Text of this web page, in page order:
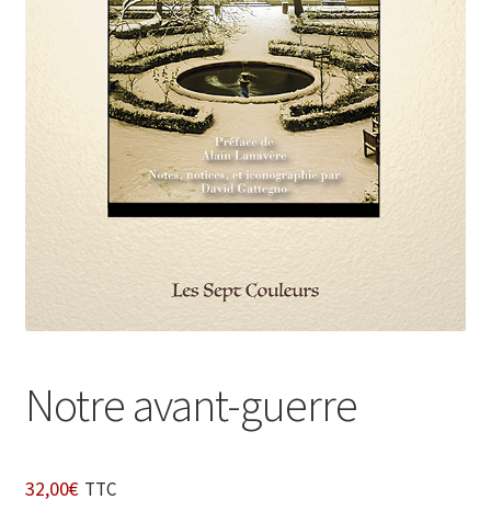
Login Customizer
Newsletter
Nous Contacter
Politique de confidentialité et cookies
Suivi de la Commande
Notre avant-guerre
32,00€ TTC